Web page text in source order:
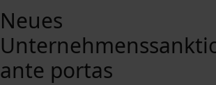
Neues
ante portas